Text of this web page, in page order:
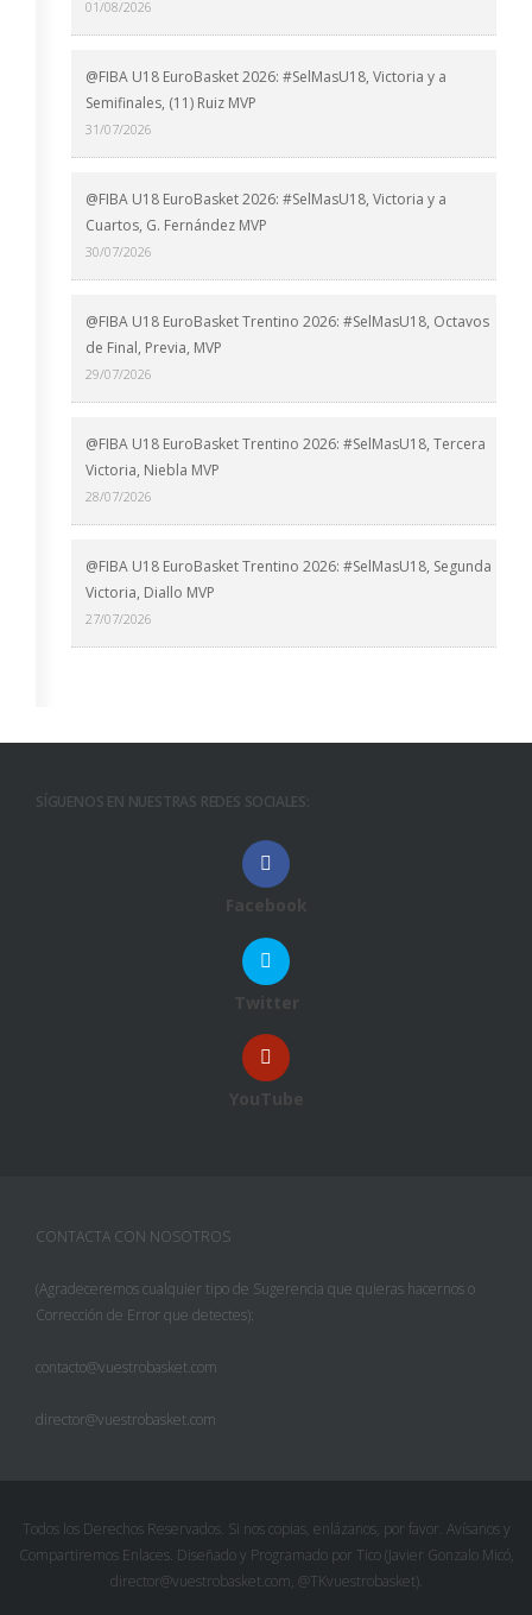
01/08/2026
@FIBA U18 EuroBasket 2026: #SelMasU18, Victoria y a
Semifinales, (11) Ruiz MVP
31/07/2026
@FIBA U18 EuroBasket 2026: #SelMasU18, Victoria y a
Cuartos, G. Fernández MVP
30/07/2026
@FIBA U18 EuroBasket Trentino 2026: #SelMasU18, Octavos
de Final, Previa, MVP
29/07/2026
@FIBA U18 EuroBasket Trentino 2026: #SelMasU18, Tercera
Victoria, Niebla MVP
28/07/2026
@FIBA U18 EuroBasket Trentino 2026: #SelMasU18, Segunda
Victoria, Diallo MVP
27/07/2026
SÍGUENOS EN NUESTRAS REDES SOCIALES:
Facebook
Twitter
YouTube
CONTACTA CON NOSOTROS
(Agradeceremos cualquier tipo de Sugerencia que quieras hacernos o
Corrección de Error que detectes):
contacto@vuestrobasket.com
director@vuestrobasket.com
Todos los Derechos Reservados. Si nos copias, enlázanos, por favor. Avísanos y
Compartiremos Enlaces. Diseñado y Programado por Tico (Javier Gonzalo Micó,
director@vuestrobasket.com, @TKvuestrobasket).